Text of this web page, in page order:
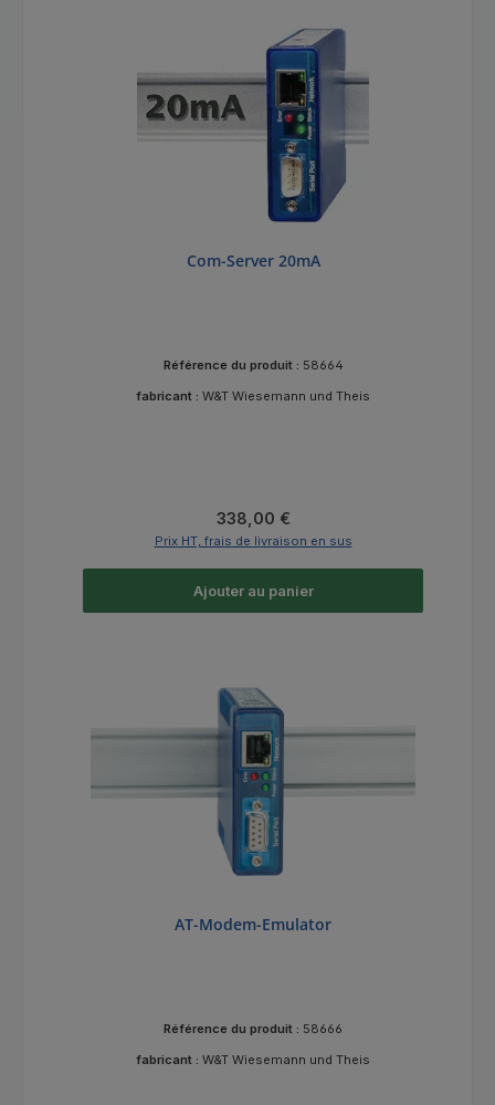
Com-Server 20mA
Référence du produit : 58664
fabricant : W&T Wiesemann und Theis
Prix régulier :
338,00 €
Prix HT, frais de livraison en sus
Ajouter au panier
AT-Modem-Emulator
Référence du produit : 58666
fabricant : W&T Wiesemann und Theis